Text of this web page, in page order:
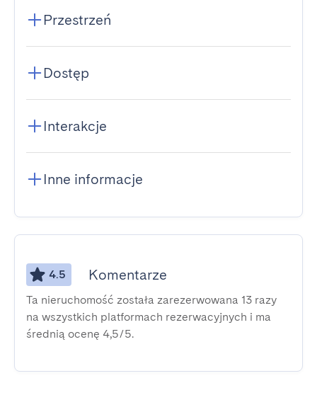
Przestrzeń
Dostęp
Interakcje
Inne informacje
4.5 Komentarze
Ta nieruchomość została zarezerwowana 13 razy
na wszystkich platformach rezerwacyjnych i ma
średnią ocenę 4,5/5.